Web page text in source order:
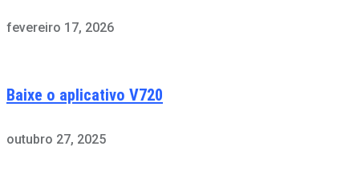
fevereiro 17, 2026
Baixe o aplicativo V720
outubro 27, 2025